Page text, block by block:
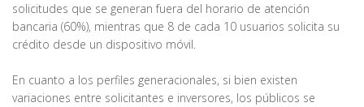
solicitudes que se generan fuera del horario de atención
bancaria (60%), mientras que 8 de cada 10 usuarios solicita su
crédito desde un dispositivo móvil.
En cuanto a los perfiles generacionales, si bien existen
variaciones entre solicitantes e inversores, los públicos se